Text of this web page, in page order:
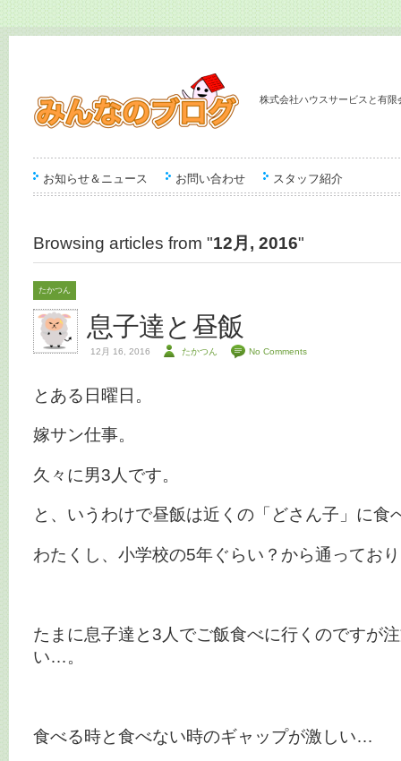
株式会社ハウスサービスと有
お知らせ＆ニュース お問い合わせ スタッフ紹介
Browsing articles from "12月, 2016"
たかつん
息子達と昼飯
12月 16, 2016 たかつん No Comments
とある日曜日。
嫁サン仕事。
久々に男3人です。
と、いうわけで昼飯は近くの「どさん子」に食
わたくし、小学校の5年ぐらい？から通ってお
たまに息子達と3人でご飯食べに行くのですが
い…。
食べる時と食べない時のギャップが激しい…